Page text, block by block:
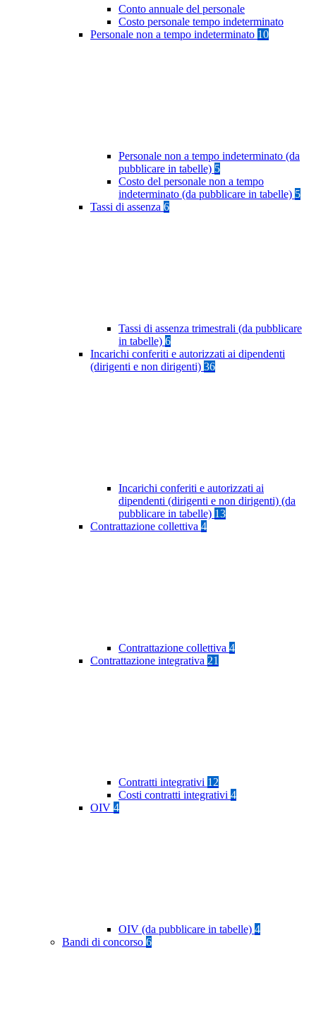
Conto annuale del personale
Costo personale tempo indeterminato
Personale non a tempo indeterminato 10
Personale non a tempo indeterminato (da
pubblicare in tabelle) 5
Costo del personale non a tempo
indeterminato (da pubblicare in tabelle) 5
Tassi di assenza 6
Tassi di assenza trimestrali (da pubblicare
in tabelle) 6
Incarichi conferiti e autorizzati ai dipendenti
(dirigenti e non dirigenti) 36
Incarichi conferiti e autorizzati ai
dipendenti (dirigenti e non dirigenti) (da
pubblicare in tabelle) 13
Contrattazione collettiva 4
Contrattazione collettiva 4
Contrattazione integrativa 21
Contratti integrativi 12
Costi contratti integrativi 4
OIV 4
OIV (da pubblicare in tabelle) 4
Bandi di concorso 6